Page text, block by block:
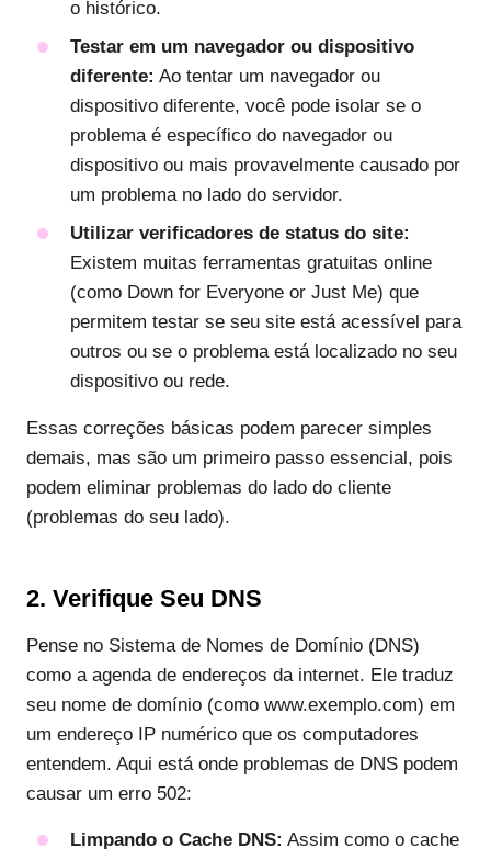
o histórico.
Testar em um navegador ou dispositivo
diferente: Ao tentar um navegador ou
dispositivo diferente, você pode isolar se o
problema é específico do navegador ou
dispositivo ou mais provavelmente causado por
um problema no lado do servidor.
Utilizar verificadores de status do site:
Existem muitas ferramentas gratuitas online
(como Down for Everyone or Just Me) que
permitem testar se seu site está acessível para
outros ou se o problema está localizado no seu
dispositivo ou rede.
Essas correções básicas podem parecer simples
demais, mas são um primeiro passo essencial, pois
podem eliminar problemas do lado do cliente
(problemas do seu lado).
2. Verifique Seu DNS
Pense no Sistema de Nomes de Domínio (DNS)
como a agenda de endereços da internet. Ele traduz
seu nome de domínio (como www.exemplo.com) em
um endereço IP numérico que os computadores
entendem. Aqui está onde problemas de DNS podem
causar um erro 502:
Limpando o Cache DNS: Assim como o cache